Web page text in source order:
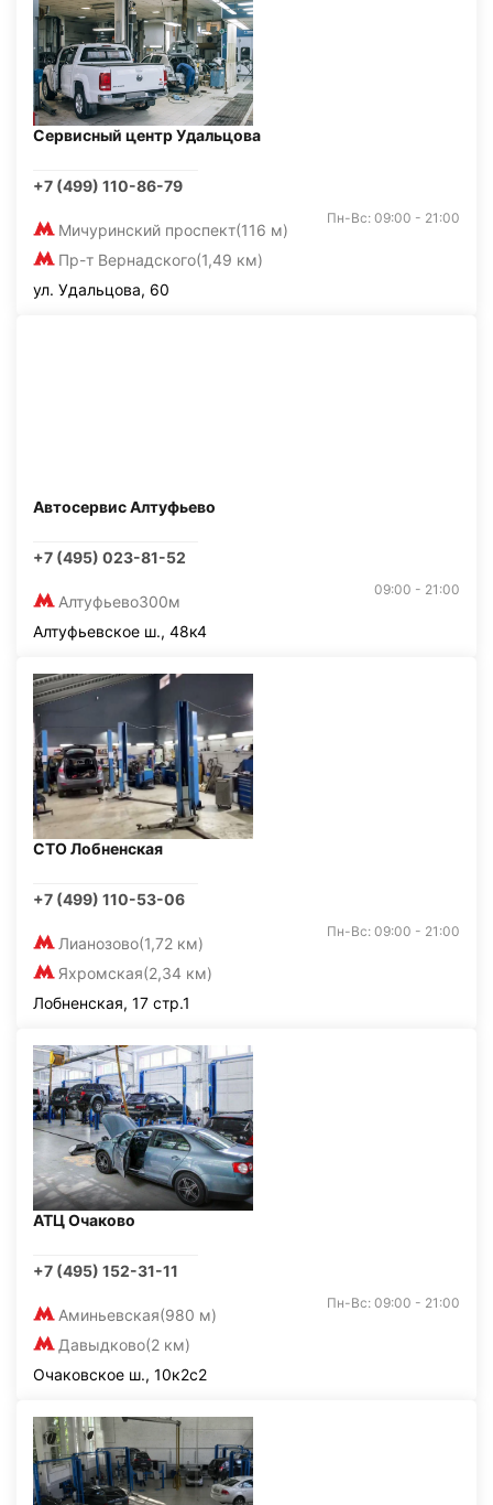
Сервисный центр Удальцова
+7 (499) 110-86-79
Мичуринский проспект(116 м)
Пр-т Вернадского(1,49 км)
Пн-Вс: 09:00 - 21:00
ул. Удальцова, 60
Автосервис Алтуфьево
+7 (495) 023-81-52
Алтуфьево300м
09:00 - 21:00
Алтуфьевское ш., 48к4
СТО Лобненская
+7 (499) 110-53-06
Лианозово(1,72 км)
Яхромская(2,34 км)
Пн-Вс: 09:00 - 21:00
Лобненская, 17 стр.1
АТЦ Очаково
+7 (495) 152-31-11
Аминьевская(980 м)
Давыдково(2 км)
Пн-Вс: 09:00 - 21:00
Очаковское ш., 10к2с2